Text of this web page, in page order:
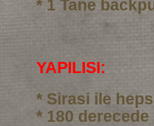
* 1 Tane
YAPILISI:
* Sirasi ile
* 180